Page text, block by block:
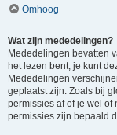
Omhoog
Wat zijn mededelingen?
Mededelingen bevatten
het lezen bent, je kunt
Mededelingen
geplaatst zijn. Zoals bij
permissies af of je wel
permissies zijn bepaald